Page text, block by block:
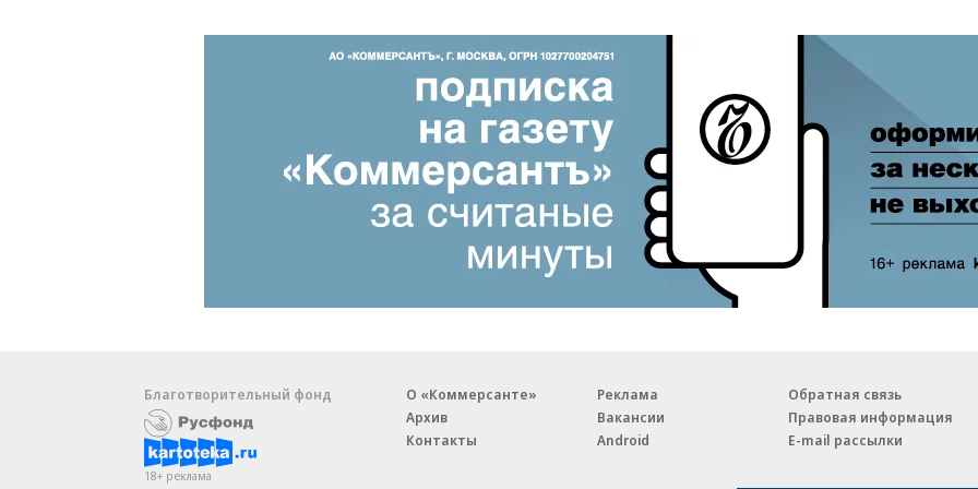
Благотворительный фонд
18+ реклама
О «Коммерсанте»
Архив
Контакты
Реклама
Вакансии
Android
Обратная связь
Правовая информация
E-mail рассылки